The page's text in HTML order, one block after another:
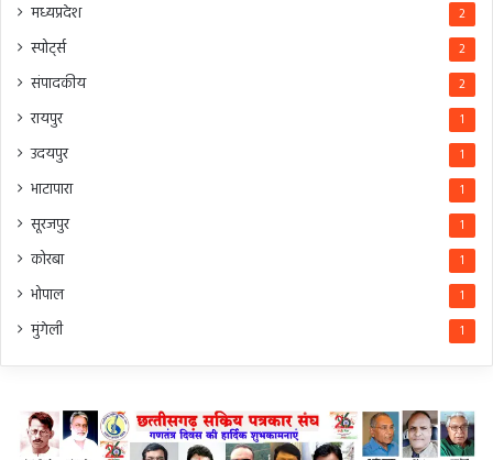
मध्यप्रदेश 2
स्पोर्ट्स 2
संपादकीय 2
रायपुर 1
उदयपुर 1
भाटापारा 1
सूरजपुर 1
कोरबा 1
भोपाल 1
मुंगेली 1